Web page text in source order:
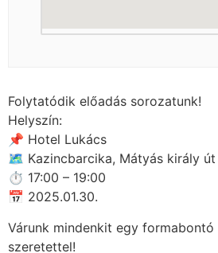
Folytatódik előadás sorozatunk!
Helyszín:
📌 Hotel Lukács
🗺 Kazincbarcika, Mátyás király út
⏱ 17:00 – 19:00
📅 2025.01.30.
Várunk mindenkit egy formabontó
szeretettel!